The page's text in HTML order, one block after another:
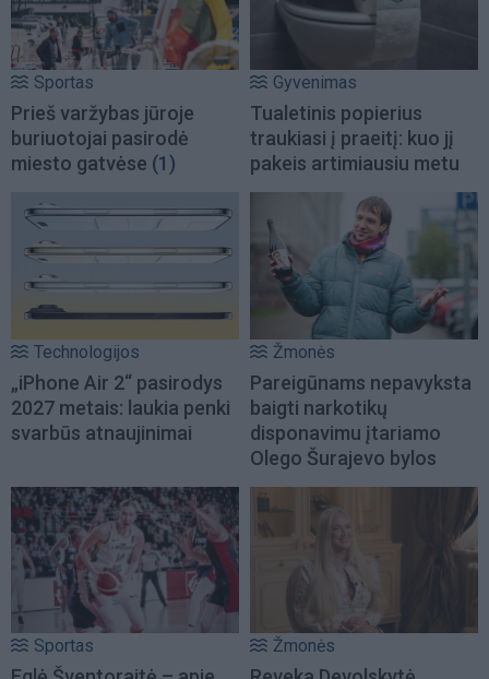
Sportas
Prieš varžybas jūroje
buriuotojai pasirodė
miesto gatvėse (1)
Gyvenimas
Tualetinis popierius
traukiasi į praeitį: kuo jį
pakeis artimiausiu metu
Technologijos
„iPhone Air 2“ pasirodys
2027 metais: laukia penki
svarbūs atnaujinimai
Žmonės
Pareigūnams nepavyksta
baigti narkotikų
disponavimu įtariamo
Olego Šurajevo bylos
Sportas Žmonės